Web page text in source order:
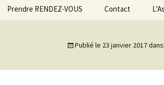
Prendre RENDEZ-VOUS Contact
Publié le 23 janvier 2017dans